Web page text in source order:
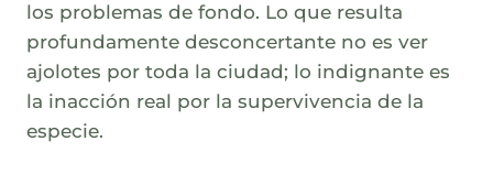
los problemas de fondo. Lo que resulta
profundamente desconcertante no es ver
ajolotes por toda la ciudad; lo indignante es
la inacción real por la supervivencia de la
especie.